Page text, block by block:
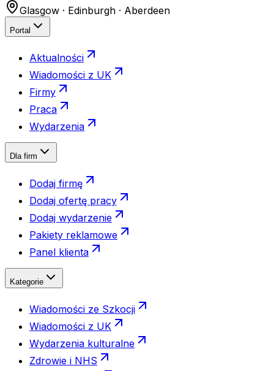
Glasgow · Edinburgh · Aberdeen
Portal
Aktualności
Wiadomości z UK
Firmy
Praca
Wydarzenia
Dla firm
Dodaj firmę
Dodaj ofertę pracy
Dodaj wydarzenie
Pakiety reklamowe
Panel klienta
Kategorie
Wiadomości ze Szkocji
Wiadomości z UK
Wydarzenia kulturalne
Zdrowie i NHS